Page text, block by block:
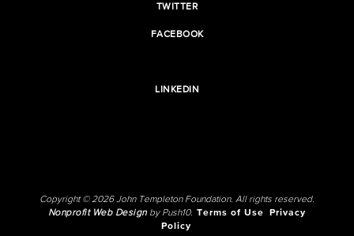
TWITTER
FACEBOOK
LINKEDIN
Copyright © 2026 John Templeton Foundation. All rights reserved.
Nonprofit Web Designby Push10. Terms of Use
Privacy
Policy